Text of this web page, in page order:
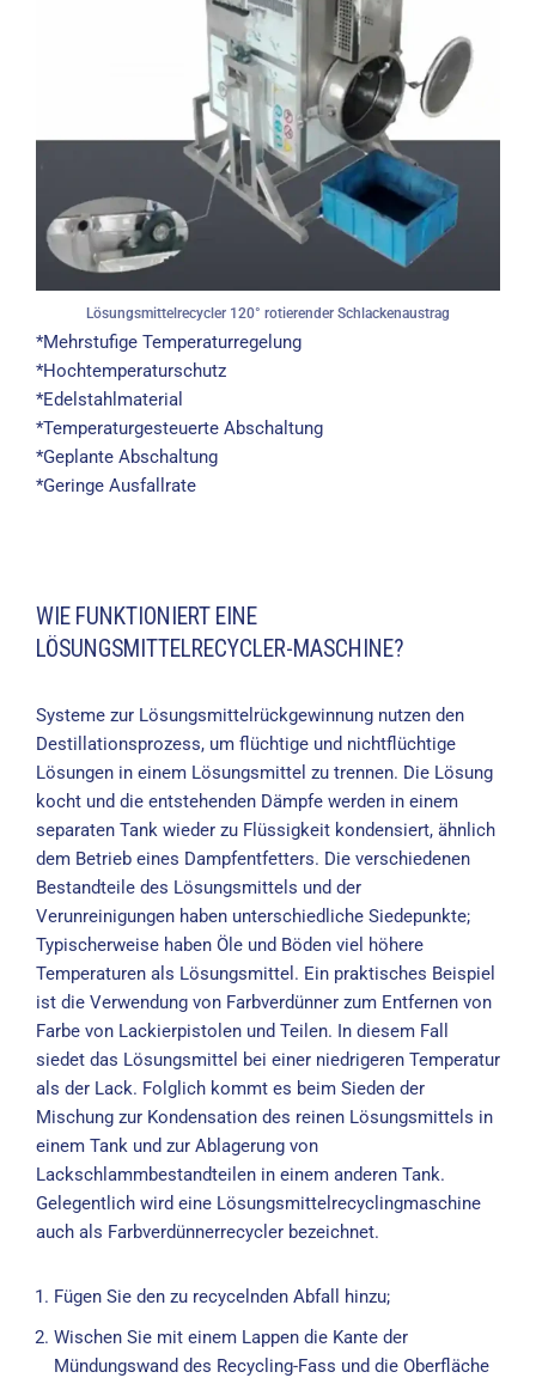
Lösungsmittelrecycler 120° rotierender Schlackenaustrag
*Mehrstufige Temperaturregelung
*Hochtemperaturschutz
*Edelstahlmaterial
*Temperaturgesteuerte Abschaltung
*Geplante Abschaltung
*Geringe Ausfallrate
WIE FUNKTIONIERT EINE
LÖSUNGSMITTELRECYCLER-MASCHINE?
Systeme zur Lösungsmittelrückgewinnung nutzen den
Destillationsprozess, um flüchtige und nichtflüchtige
Lösungen in einem Lösungsmittel zu trennen. Die Lösung
kocht und die entstehenden Dämpfe werden in einem
separaten Tank wieder zu Flüssigkeit kondensiert, ähnlich
dem Betrieb eines Dampfentfetters. Die verschiedenen
Bestandteile des Lösungsmittels und der
Verunreinigungen haben unterschiedliche Siedepunkte;
Typischerweise haben Öle und Böden viel höhere
Temperaturen als Lösungsmittel. Ein praktisches Beispiel
ist die Verwendung von Farbverdünner zum Entfernen von
Farbe von Lackierpistolen und Teilen. In diesem Fall
siedet das Lösungsmittel bei einer niedrigeren Temperatur
als der Lack. Folglich kommt es beim Sieden der
Mischung zur Kondensation des reinen Lösungsmittels in
einem Tank und zur Ablagerung von
Lackschlammbestandteilen in einem anderen Tank.
Gelegentlich wird eine Lösungsmittelrecyclingmaschine
auch als Farbverdünnerrecycler bezeichnet.
Fügen Sie den zu recycelnden Abfall hinzu;
Wischen Sie mit einem Lappen die Kante der
Mündungswand des Recycling-Fass und die Oberfläche